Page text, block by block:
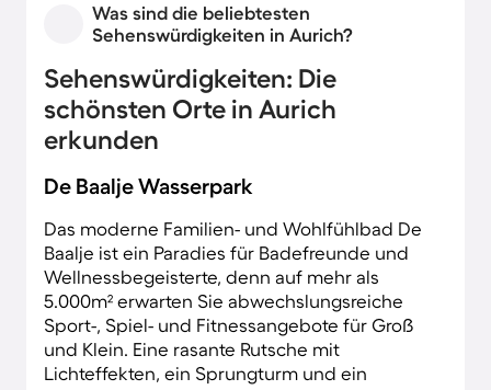
Was sind die beliebtesten
Sehenswürdigkeiten in Aurich?
Sehenswürdigkeiten: Die
schönsten Orte in Aurich
erkunden
De Baalje Wasserpark
Das moderne Familien- und Wohlfühlbad De
Baalje ist ein Paradies für Badefreunde und
Wellnessbegeisterte, denn auf mehr als
5.000m² erwarten Sie abwechslungsreiche
Sport-, Spiel- und Fitnessangebote für Groß
und Klein. Eine rasante Rutsche mit
Lichteffekten, ein Sprungturm und ein